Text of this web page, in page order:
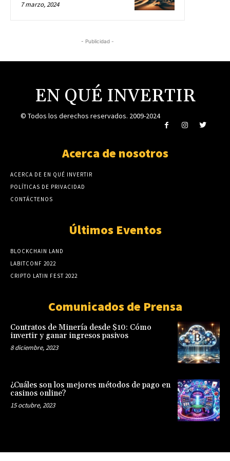
7 marzo, 2024
- Publicidad -
EN QUÉ INVERTIR
© Todos los derechos reservados. 2009-2024
Acerca de nosotros
ACERCA DE EN QUÉ INVERTIR
POLÍTICAS DE PRIVACIDAD
CONTÁCTENOS
Últimos Eventos
BLOCKCHAIN LAND
LABITCONF 2022
CRIPTO LATIN FEST 2022
Comunicados de Prensa
Contratos de Minería desde $10: Cómo
invertir y ganar ingresos pasivos
8 diciembre, 2023
¿Cuáles son los mejores métodos de pago en
casinos online?
15 octubre, 2023